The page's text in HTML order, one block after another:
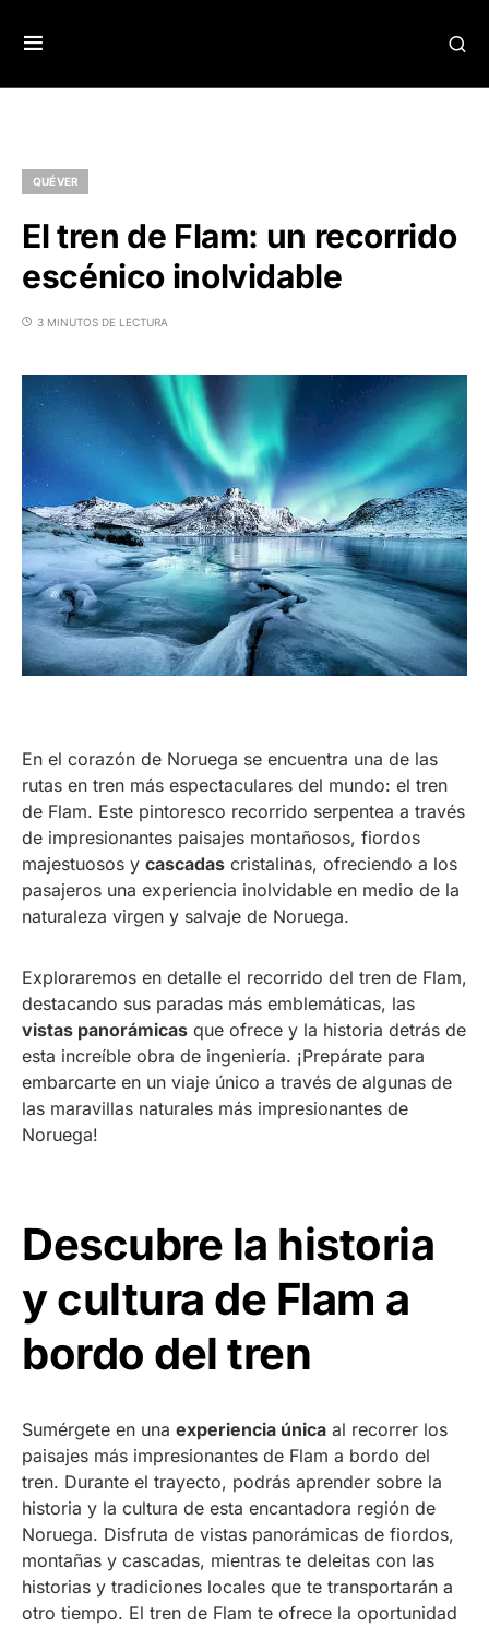
QUÉ VER
El tren de Flam: un recorrido
escénico inolvidable
3 MINUTOS DE LECTURA
En el corazón de Noruega se encuentra una de las
rutas en tren más espectaculares del mundo: el tren
de Flam. Este pintoresco recorrido serpentea a través
de impresionantes paisajes montañosos, fiordos
majestuosos y cascadas cristalinas, ofreciendo a los
pasajeros una experiencia inolvidable en medio de la
naturaleza virgen y salvaje de Noruega.
Exploraremos en detalle el recorrido del tren de Flam,
destacando sus paradas más emblemáticas, las
vistas panorámicas que ofrece y la historia detrás de
esta increíble obra de ingeniería. ¡Prepárate para
embarcarte en un viaje único a través de algunas de
las maravillas naturales más impresionantes de
Noruega!
Descubre la historia
y cultura de Flam a
bordo del tren
Sumérgete en una experiencia única al recorrer los
paisajes más impresionantes de Flam a bordo del
tren. Durante el trayecto, podrás aprender sobre la
historia y la cultura de esta encantadora región de
Noruega. Disfruta de vistas panorámicas de fiordos,
montañas y cascadas, mientras te deleitas con las
historias y tradiciones locales que te transportarán a
otro tiempo. El tren de Flam te ofrece la oportunidad